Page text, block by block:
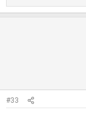
#33